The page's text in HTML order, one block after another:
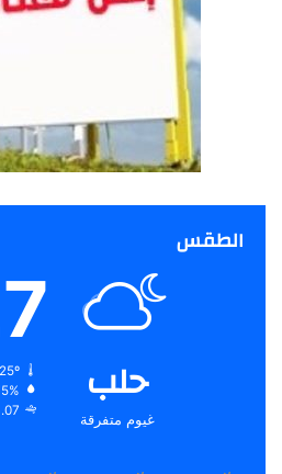
الطقس
حلب
غيوم متفرقة
36º - 25º
4.07